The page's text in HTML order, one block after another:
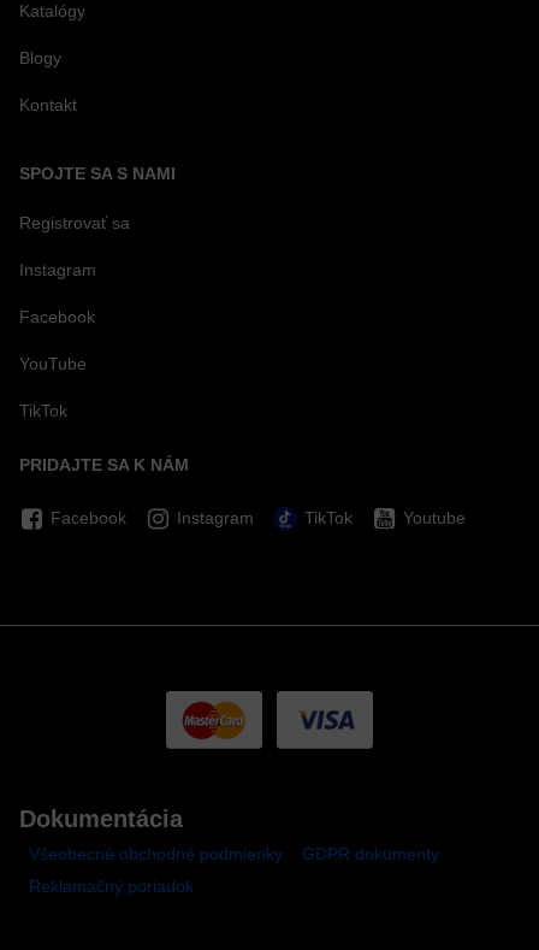
Katalógy
Blogy
Kontakt
SPOJTE SA S NAMI
Registrovať sa
Instagram
Facebook
YouTube
TikTok
PRIDAJTE SA K NÁM
Facebook Instagram TikTok Youtube
Dokumentácia
Všeobecné obchodné podmienky
GDPR dokumenty
Reklamačný poriadok